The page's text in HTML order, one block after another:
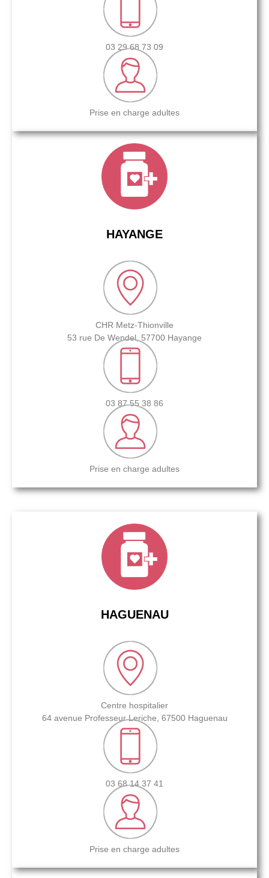
03 29 68 73 09
Prise en charge adultes
HAYANGE
CHR Metz-Thionville
53 rue De Wendel, 57700 Hayange
03 87 55 38 86
Prise en charge adultes
HAGUENAU
Centre hospitalier
64 avenue Professeur Leriche, 67500 Haguenau
03 68 14 37 41
Prise en charge adultes